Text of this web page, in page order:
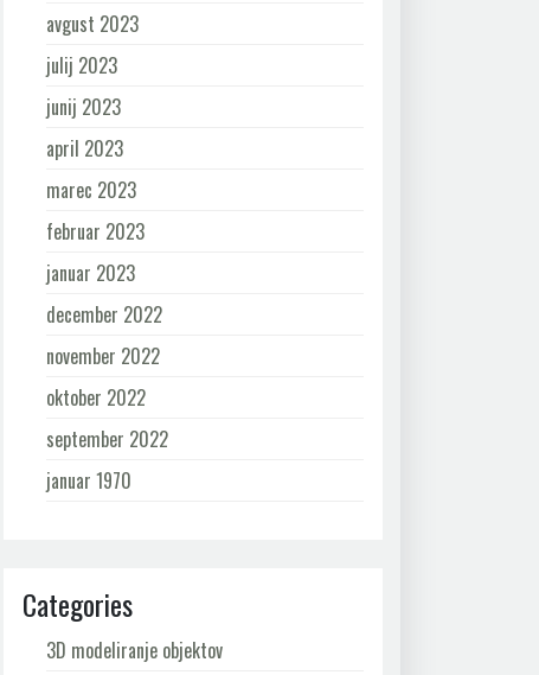
avgust 2023
julij 2023
junij 2023
april 2023
marec 2023
februar 2023
januar 2023
december 2022
november 2022
oktober 2022
september 2022
januar 1970
Categories
3D modeliranje objektov